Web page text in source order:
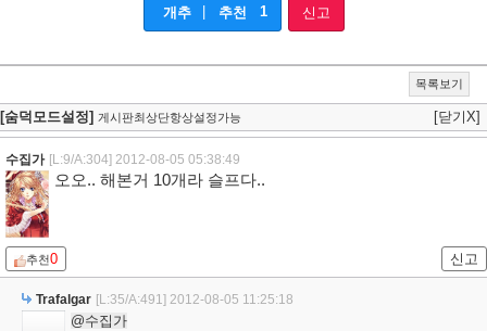
개추 추천 1 신고
목록보기
[숨덕모드설정] 게시판최상단항상설정가능 [닫기X]
수집가 [L:9/A:304] 2012-08-05 05:38:49
오오.. 해본거 10개라 슬프다..
추천0 신고
Trafalgar [L:35/A:491] 2012-08-05 11:25:18
@수집가